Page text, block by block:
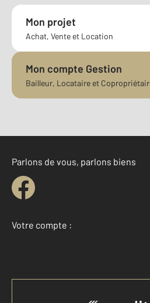
Mon projet
Achat, Vente et Location
Mon compte Gestion
Bailleur, Locataire et
Parlons de vous, parlons biens
Votre compte :
Accéder à mon